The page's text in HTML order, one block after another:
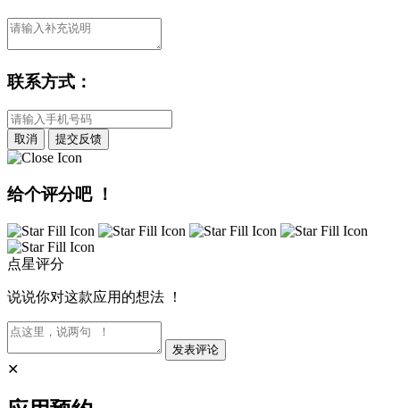
联系方式：
取消 提交反馈
给个评分吧 ！
点星评分
说说你对这款应用的想法 ！
发表评论
✕